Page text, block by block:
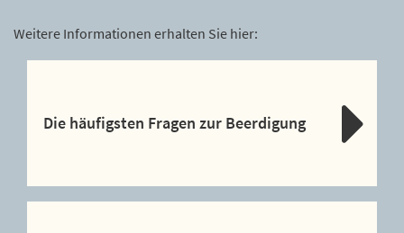
Weitere Informationen erhalten Sie hier:
Die häufigsten Fragen zur Beerdigung